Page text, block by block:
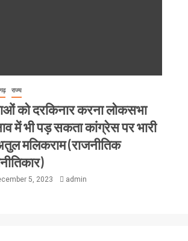
राज्य
को दरकिनार करना लोकसभा
में भी पड़ सकता कांग्रेस पर भारी
मलिकराम (राजनीतिक
5, 2023 admin